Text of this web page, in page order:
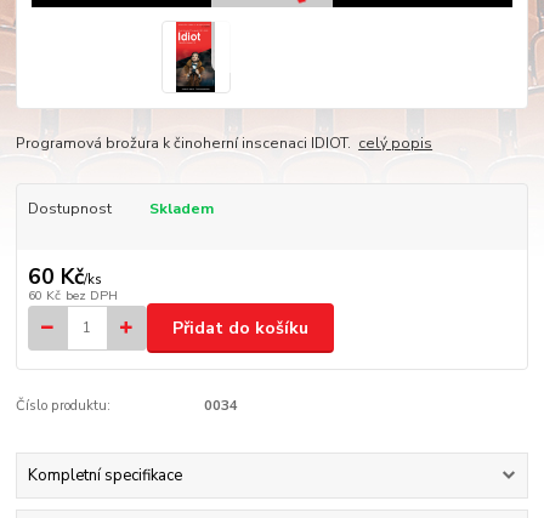
Programová brožura k činoherní inscenaci IDIOT. celý popis
Dostupnost Skladem
60 Kč/ks
60 Kč bez DPH
Přidat do košíku
Číslo produktu: 0034
Kompletní specifikace